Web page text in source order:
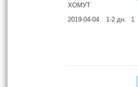
ХОМУТ
2019-04-04
1-2 дн. 1